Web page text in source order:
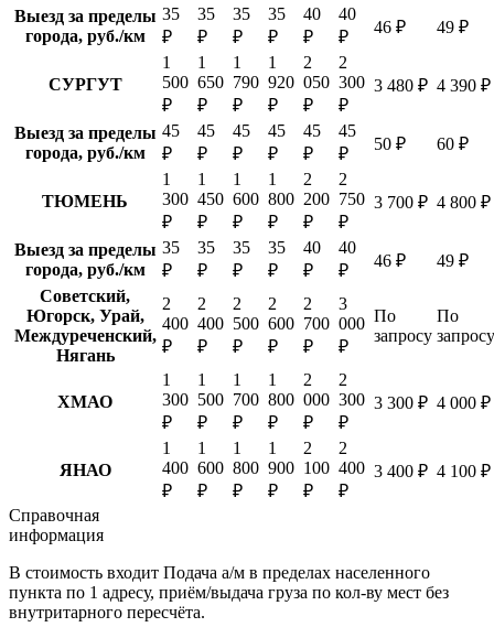
Выезд за пределы
города, руб./км
35
₽
35
₽
35
₽
35
₽
40
₽
40
₽
46 ₽ 49 ₽
СУРГУТ
1
500
₽
1
650
₽
1
790
₽
1
920
₽
2
050
₽
2
300
₽
3 480 ₽ 4 390 ₽
Выезд за пределы
города, руб./км
45
₽
45
₽
45
₽
45
₽
45
₽
45
₽
50 ₽ 60 ₽
ТЮМЕНЬ
1
300
₽
1
450
₽
1
600
₽
1
800
₽
2
200
₽
2
750
₽
3 700 ₽ 4 800 ₽
Выезд за пределы
города, руб./км
35
₽
35
₽
35
₽
35
₽
40
₽
40
₽
46 ₽
49 ₽
Советский,
Югорск, Урай,
Междуреченский,
Нягань
2
400
₽
2
400
₽
2
500
₽
2
600
₽
2
700
₽
3
000
₽
По
запросу
По
запросу
ХМАО
1
300
₽
1
500
₽
1
700
₽
1
800
₽
2
000
₽
2
300
₽
3 300 ₽ 4 000 ₽
ЯНАО
1
400
₽
1
600
₽
1
800
₽
1
900
₽
2
100
₽
2
400
₽
3 400 ₽ 4 100 ₽
Справочная
информация
В стоимость входит Подача а/м в пределах населенного
пункта по 1 адресу, приём/выдача груза по кол-ву мест без
внутритарного пересчёта.